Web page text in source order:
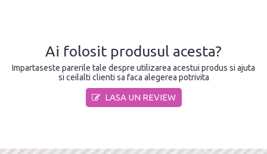
Ai folosit produsul acesta?
Impartaseste parerile tale despre utilizarea acestui produs si ajuta
si ceilalti clienti sa faca alegerea potrivita
LASA UN REVIEW